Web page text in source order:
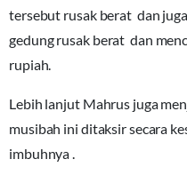
tersebut rusak berat dan
gedung rusak berat dan
rupiah.
Lebih lanjut Mahrus juga
musibah ini ditaksir secara
imbuhnya .